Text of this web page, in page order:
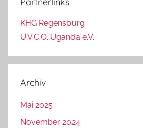
KHG Regensburg
U.V.C.O. Uganda e.V.
Archiv
Mai 2025
November 2024